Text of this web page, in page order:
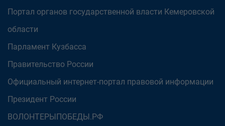
Портал органов государственной власти Кемеровской
области
Парламент Кузбасса
Правительство России
Официальный интернет-портал правовой информации
Президент России
ВОЛОНТЕРЫПОБЕДЫ.РФ